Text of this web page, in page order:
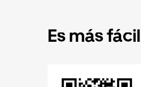
Es más